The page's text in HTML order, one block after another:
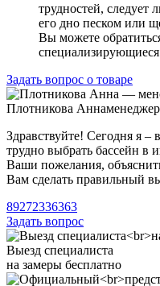
трудностей, следует
его дно песком или
Вы можете
специализирующиеся
Задать вопрос о товаре
Плотникова Анна
Здравствуйте! Сегодня я
трудно выбрать бассейн в
Ваши пожелания,
Вам сделать правильный
89272336363
Задать вопрос
Выезд специалиста
на замеры бесплатно